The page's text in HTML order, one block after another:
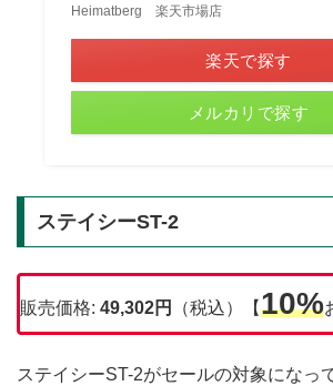
Heimatberg 楽天市場店
楽天で探す
メルカリで探す
ステイシーST-2
販売価格: 49,302円 （税込）【10%
ステイシーST-2がセールの対象になっ